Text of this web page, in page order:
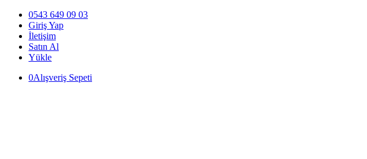
0543 649 09 03
Giriş Yap
İletişim
Satın Al
Yükle
0Alışveriş Sepeti